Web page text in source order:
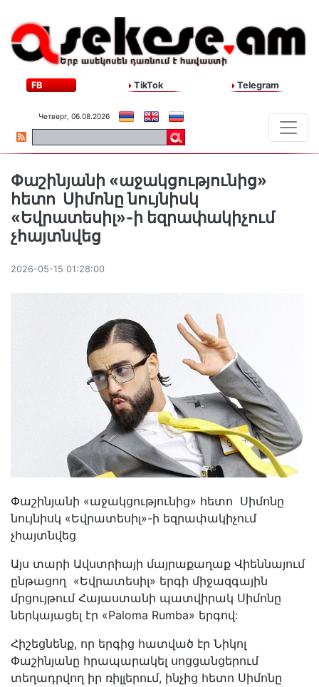
FB TikTok Telegram
Четверг, 06.08.2026
Փաշինյանի «աջակցությունից»
հետո Սիմոնը նույնիսկ
«Եվրատեսիլ»-ի եզրափակիչում
չհայտնվեց
2026-05-15 01:28:00
Փաշինյանի «աջակցությունից» հետո Սիմոնը
նույնիսկ «Եվրատեսիլ»-ի եզրափակիչում
չհայտնվեց
Այս տարի Ավստրիայի մայրաքաղաք Վիեննայում
ընթացող «Եվրատեսիլ» երգի միջազգային
մրցույթում Հայաստանի պատվիրակ Սիմոնը
ներկայացել էր «Paloma Rumba» երգով:
Հիշեցնենք, որ երգից հատված էր Նիկոլ
Փաշինյանը հրապարակել սոցցանցերում
տեղադրվող իր ռիլլերում, ինչից հետո Սիմոնը